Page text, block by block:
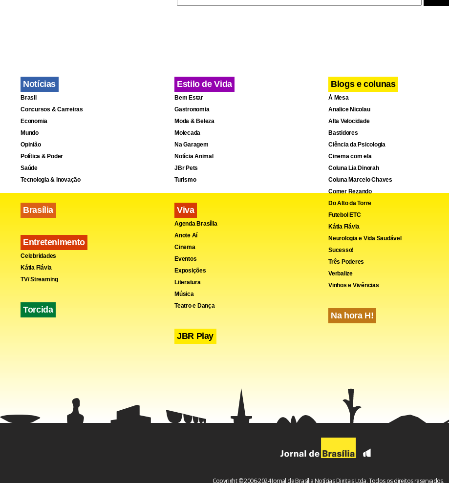
Notícias
Brasil
Concursos & Carreiras
Economia
Mundo
Opinião
Política & Poder
Saúde
Tecnologia & Inovação
Brasília
Entretenimento
Celebridades
Kátia Flávia
TV/ Streaming
Torcida
Estilo de Vida
Bem Estar
Gastronomia
Moda & Beleza
Molecada
Na Garagem
Notícia Animal
JBr Pets
Turismo
Viva
Agenda Brasília
Anote Aí
Cinema
Eventos
Exposições
Literatura
Música
Teatro e Dança
JBR Play
Blogs e colunas
À Mesa
Analice Nicolau
Alta Velocidade
Bastidores
Ciência da Psicologia
Cinema com ela
Coluna Lia Dinorah
Coluna Marcelo Chaves
Comer Rezando
Do Alto da Torre
Futebol ETC
Kátia Flávia
Neurologia e Vida Saudável
Sucesso!
Três Poderes
Verbalize
Vinhos e Vivências
Na hora H!
Copyright © 2006-2024 Jornal de Brasília Notícias Digitais Ltda. Todos os direitos reservados.